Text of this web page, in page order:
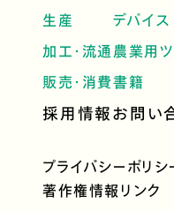
生産
加工・流通
販売・消費
デバイス
農業用
書籍
採用情報お問い
プライバシーポリシ
著作権情報 リンク